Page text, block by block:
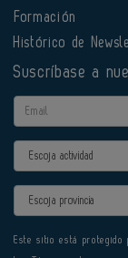
Formación
Histórico de
Suscríbase a
Email
Actividad
Provincia
Este sitio está